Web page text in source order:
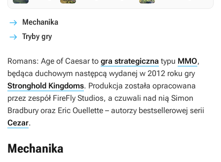
Mechanika
Tryby gry
Romans: Age of Caesarto gra strategiczna typu MMO,
będąca duchowym następcą wydanej w 2012 roku gry
Stronghold Kingdoms. Produkcja została opracowana
przez zespół FireFly Studios, a czuwali nad nią Simon
Bradbury oraz Eric Ouellette – autorzy bestsellerowej serii
Cezar.
Mechanika